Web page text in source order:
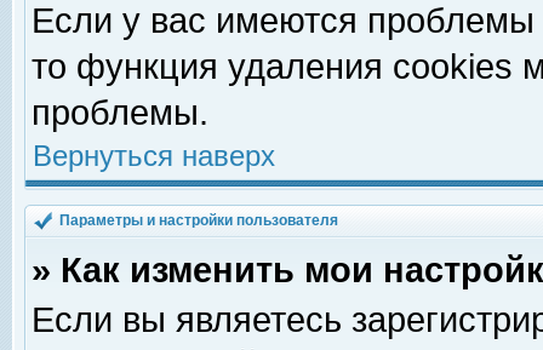
Если у вас имеются
то функция удаления cookies
проблемы.
Вернуться наверх
Параметры и настройки пользователя
» Как изменить мои
Если вы являетесь